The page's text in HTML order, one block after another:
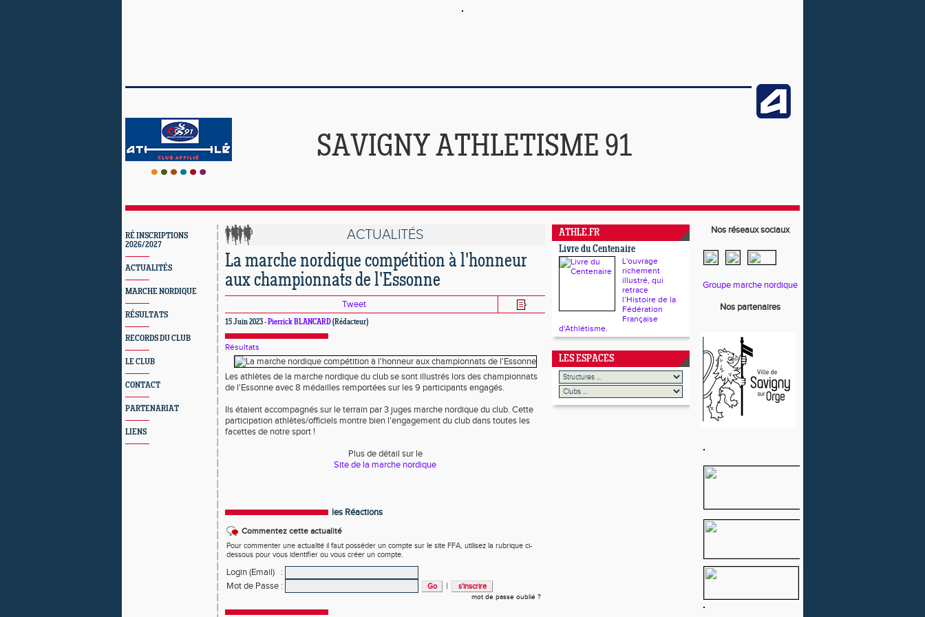
SAVIGNY ATHLETISME 91
RÉ INSCRIPTIONS
2026/2027
ACTUALITÉS
MARCHE NORDIQUE
RÉSULTATS
RECORDS DU CLUB
LE CLUB
CONTACT
PARTENARIAT
LIENS
ACTUALITÉS
La marche nordique compétition à l'honneur
aux championnats de l'Essonne
Tweet
15 Juin 2023 -Pierrick BLANCARD(Rédacteur)
Résultats
Les athlètes de la marche nordique du club se sont illustrés lors des championnats
de l'Essonne avec 8 médailles remportées sur les 9 participants engagés.
Ils étaient accompagnés sur le terrain par 3 juges marche nordique du club. Cette
participation athlètes/officiels montre bien l'engagement du club dans toutes les
facettes de notre sport !
Plus de détail sur le
Site de la marche nordique
les Réactions
Commentez cette actualité
Pour commenter une actualité il faut posséder un compte sur le site FFA, utilisez la rubrique ci-
dessous pour vous identifier ou vous créer un compte.
Login (Email)
:
Mot de Passe : |
mot de passe oublié ?
ATHLE.FR
Livre du Centenaire
L'ouvrage
richement
illustré, qui
retrace
l’Histoire de la
Fédération
Française
d'Athlétisme.
LES ESPACES
Nos réseaux sociaux
Groupe marche nordique
Nos partenaires